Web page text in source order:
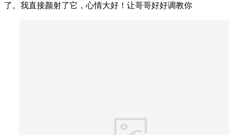
了。我直接颜射了它，心情大好！让哥哥好好调教你